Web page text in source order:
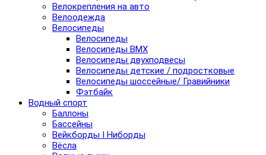
Велокрепления на авто
Велоодежда
Велосипеды
Велосипеды
Велосипеды BMX
Велосипеды двухподвесы
Велосипеды детские / подростковые
Велосипеды шоссейные/ Гравийники
Фэтбайк
Водный спорт
Баллоны
Бассейны
Вейкборды I Ниборды
Вёсла